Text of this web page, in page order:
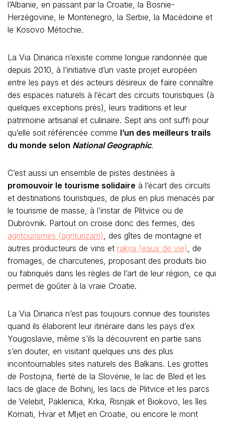
l’Albanie, en passant par la Croatie, la Bosnie-
Herzégovine, le Montenegro, la Serbie, la Macédoine et
le Kosovo Métochie.
La Via Dinarica n’existe comme longue randonnée que
depuis 2010, à l’initiative d’un vaste projet européen
entre les pays et des acteurs désireux de faire connaître
des espaces naturels à l’écart des circuits touristiques (à
quelques exceptions près), leurs traditions et leur
patrimoine artisanal et culinaire. Sept ans ont suffi pour
qu’elle soit référencée comme l’un des meilleurs trails
du monde selon National Geographic.
C’est aussi un ensemble de pistes destinées à
promouvoir le tourisme solidaire à l’écart des circuits
et destinations touristiques, de plus en plus menacés par
le tourisme de masse, à l’instar de Plitvice ou de
Dubrovnik. Partout on croise donc des fermes, des
agritourismes (agriturizam), des gîtes de montagne et
autres producteurs de vins et rakija (eaux de vie), de
fromages, de charcuteries, proposant des produits bio
ou fabriqués dans les règles de l’art de leur région, ce qui
permet de goûter à la vraie Croatie.
La Via Dinarica n’est pas toujours connue des touristes
quand ils élaborent leur itinéraire dans les pays d’ex
Yougoslavie, même s’ils la découvrent en partie sans
s’en douter, en visitant quelques uns des plus
incontournables sites naturels des Balkans. Les grottes
de Postojna, fierté de la Slovénie, le lac de Bled et les
lacs de glace de Bohinj, les lacs de Plitvice et les parcs
de Velebit, Paklenica, Krka, Risnjak et Biokovo, les îles
Kornati, Hvar et Mljet en Croatie, ou encore le mont